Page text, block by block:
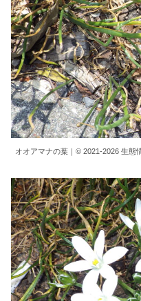
オオアマナの葉｜© 2021-2026 生態